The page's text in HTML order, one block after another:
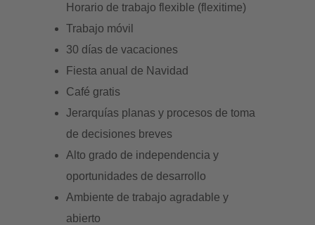
Horario de trabajo flexible (flexitime)
Trabajo móvil
30 días de vacaciones
Fiesta anual de Navidad
Café gratis
Jerarquías planas y procesos de toma
de decisiones breves
Alto grado de independencia y
oportunidades de desarrollo
Ambiente de trabajo agradable y
abierto